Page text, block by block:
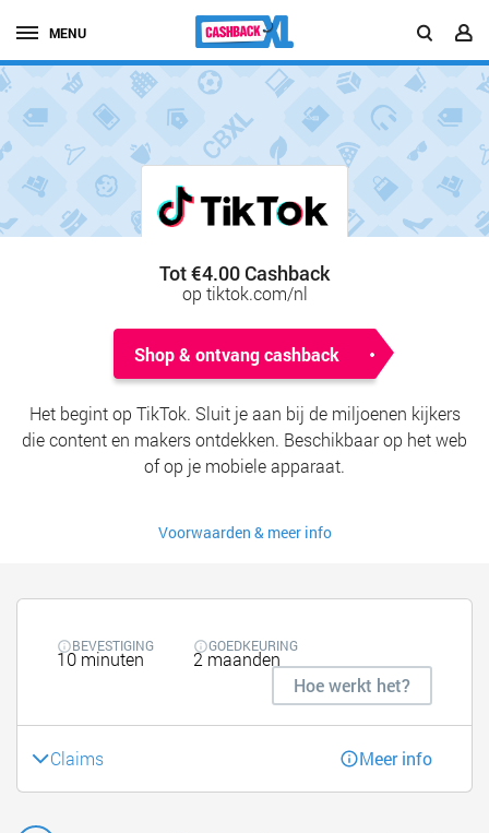
MENU
Tot €4.00 Cashback
op tiktok.com/nl
Shop & ontvang cashback
Het begint op TikTok. Sluit je aan bij de miljoenen kijkers
die content en makers ontdekken. Beschikbaar op het web
of op je mobiele apparaat.
Voorwaarden & meer info
BEVESTIGING
10 minuten
GOEDKEURING
2 maanden
Hoe werkt het?
Claims Meer info